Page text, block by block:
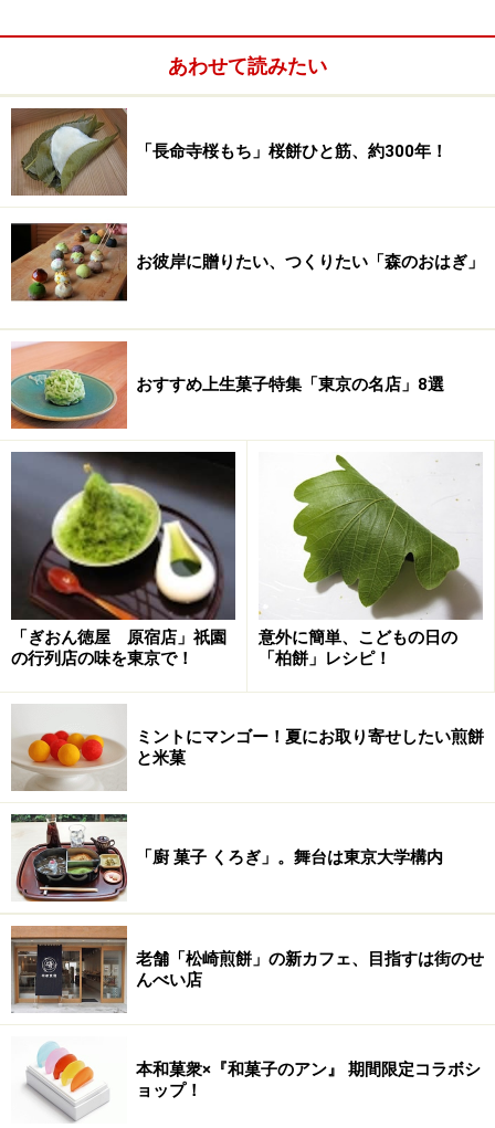
き上げた生地は、しっかりとした焼き色からは想像も付
かないほどふわふわ。それでいて、どらやきの皮に求め
たくなるもっちりとした程好いコシもあるので嬉しくな
ります。
蜂蜜を加えた生地は香ばしく深みがあり、それだけでも
十分な美味しさですが、主役の餡もまた秀逸。北海道十
勝産の小豆を使った粒餡は、氷砂糖でキレのある甘さに
仕上げられていて旨味と香りが引き立っています。
柔らかくとろりと炊き上げられているので、ふわふわの
生地と相性抜群。手の平サイズと大振りながら、生地も
餡も徒（いたずら）に甘くないので、この大きさでも後
を引くほどです。
手土産には箱入り「どらやき」を！
「どらやき」４個箱入り1,000円（税込）
すっきりと美しいデザインの箱入りは手土産にも向いて
います。小判というより大判ほどの大きさと美しい焼き
上がりは、インパクトたっぷり。出来立てのふわふわの
食感と共に、差し上げた方の記憶にしっかり刻まれそう
あわせて読みたい
「長命寺桜もち」桜餅ひと筋、約300年！
お彼岸に贈りたい、つくりたい「森のおはぎ」
おすすめ上生菓子特集「東京の名店」8選
「ぎおん徳屋 原宿店」祇園
の行列店の味を東京で！
意外に簡単、こどもの日の
「柏餅」レシピ！
ミントにマンゴー！夏にお取り寄せしたい煎餅
と米菓
「廚 菓子 くろぎ」。舞台は東京大学構内
老舗「松崎煎餅」の新カフェ、目指すは街のせ
んべい店
本和菓衆×『和菓子のアン』 期間限定コラボシ
ョップ！